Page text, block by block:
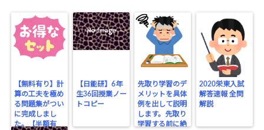
【無料有り】計
算の工夫を極め
る問題集がつい
に完成しまし
た。【半額有
【日能研】6年
生36回授業ノー
トコピー
先取り学習のデ
メリットを具体
例を出して説明
します。先取り
学習する前に絶
2020栄東入試
解答速報 全問
解説